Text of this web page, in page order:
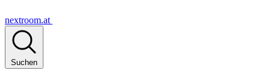
nextroom.at
Suchen